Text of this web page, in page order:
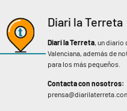
Diari la Terreta
Diari la Terreta, un diario
Valenciana, además de
para los más pequeños.
Contacta con nosotros: